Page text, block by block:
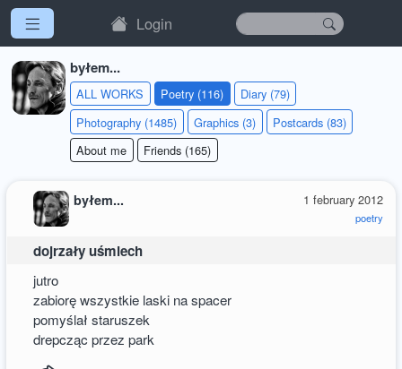
Login
byłem...
ALL WORKS Poetry (116)
Diary (79)
Photography (1485)
Graphics (3)
Postcards (83)
About me
Friends (165)
1 february 2012
poetry
byłem...
dojrzały uśmiech
jutro
zabiorę wszystkie laski na spacer
pomyślał staruszek
drepcząc przez park